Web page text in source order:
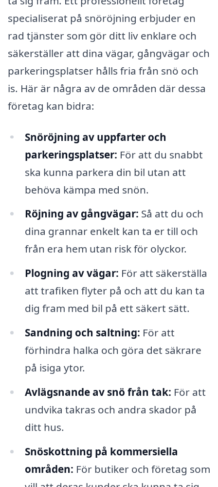
specialiserat på snöröjning erbjuder en
rad tjänster som gör ditt liv enklare och
säkerställer att dina vägar, gångvägar och
parkeringsplatser hålls fria från snö och
is. Här är några av de områden där dessa
företag kan bidra:
Snöröjning av uppfarter och
parkeringsplatser: För att du snabbt
ska kunna parkera din bil utan att
behöva kämpa med snön.
Röjning av gångvägar: Så att du och
dina grannar enkelt kan ta er till och
från era hem utan risk för olyckor.
Plogning av vägar: För att säkerställa
att trafiken flyter på och att du kan ta
dig fram med bil på ett säkert sätt.
Sandning och saltning: För att
förhindra halka och göra det säkrare
på isiga ytor.
Avlägsnande av snö från tak: För att
undvika takras och andra skador på
ditt hus.
Snöskottning på kommersiella
områden: För butiker och företag som